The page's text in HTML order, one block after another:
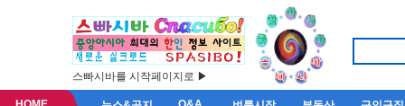
스빠시바를 시작페이지로 ▶